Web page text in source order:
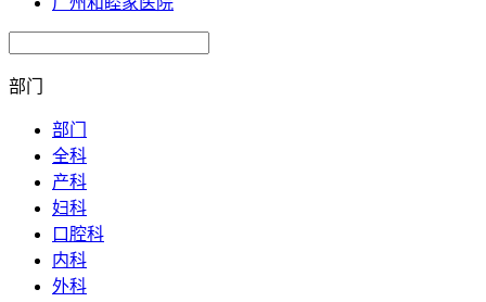
部门
部门
全科
产科
妇科
口腔科
内科
外科